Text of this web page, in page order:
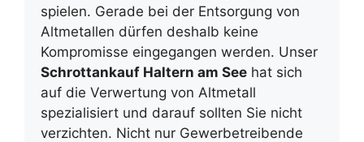
spielen. Gerade bei der Entsorgung von
Altmetallen dürfen deshalb keine
Kompromisse eingegangen werden. Unser
Schrottankauf Haltern am See hat sich
auf die Verwertung von Altmetall
spezialisiert und darauf sollten Sie nicht
verzichten. Nicht nur Gewerbetreibende